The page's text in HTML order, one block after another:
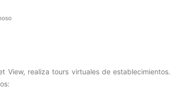
View, realiza tours virtuales de establecimientos.